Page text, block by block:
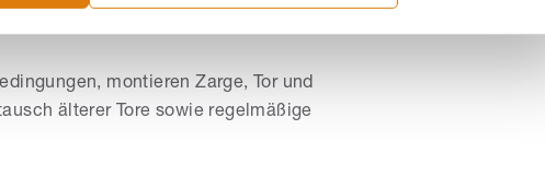
erleichtert den Alltag und lässt
montieren Zarge, Tor und
älterer Tore sowie regelmäßige